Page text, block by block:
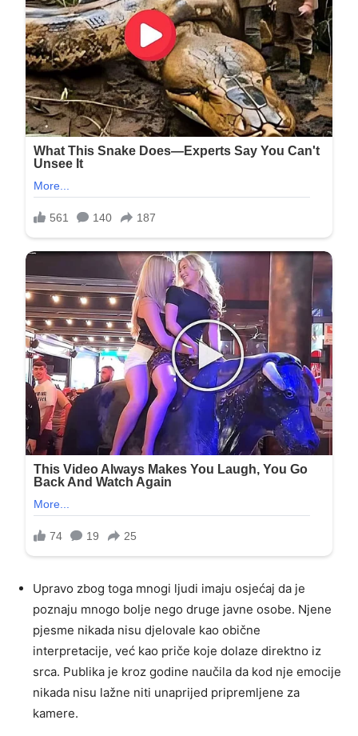
Upravo zbog toga mnogi ljudi imaju osjećaj da je
poznaju mnogo bolje nego druge javne osobe. Njene
pjesme nikada nisu djelovale kao obične
interpretacije, već kao priče koje dolaze direktno iz
srca. Publika je kroz godine naučila da kod nje emocije
nikada nisu lažne niti unaprijed pripremljene za
kamere.